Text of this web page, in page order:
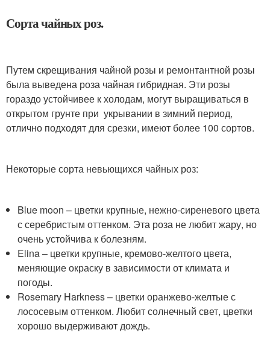
Сорта чайных роз.
Путем скрещивания чайной розы и ремонтантной розы
была выведена роза чайная гибридная. Эти розы
гораздо устойчивее к холодам, могут выращиваться в
открытом грунте при укрывании в зимний период,
отлично подходят для срезки, имеют более 100 сортов.
Некоторые сорта невьющихся чайных роз:
Blue moon – цветки крупные, нежно-сиреневого цвета
с серебристым оттенком. Эта роза не любит жару, но
очень устойчива к болезням.
Elina – цветки крупные, кремово-желтого цвета,
меняющие окраску в зависимости от климата и
погоды.
Rosemary Harkness – цветки оранжево-желтые с
лососевым оттенком. Любит солнечный свет, цветки
хорошо выдерживают дождь.